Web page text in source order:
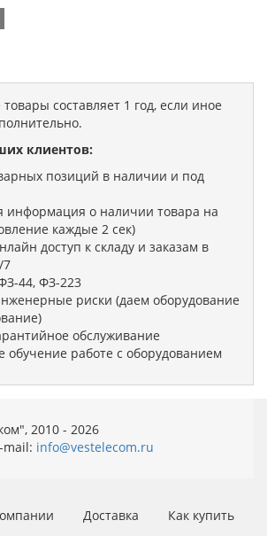
товары составляет 1 год, если иное
клиентов:
позиций в наличии и под
информация о наличии товара на
каждые 2 сек)
доступ к складу и заказам в
7
44, ФЗ-223
риски (даем оборудование
обслуживание
обучение работе с оборудованием
2010 - 2026
info@vestelecom.ru
Доставка Как купить